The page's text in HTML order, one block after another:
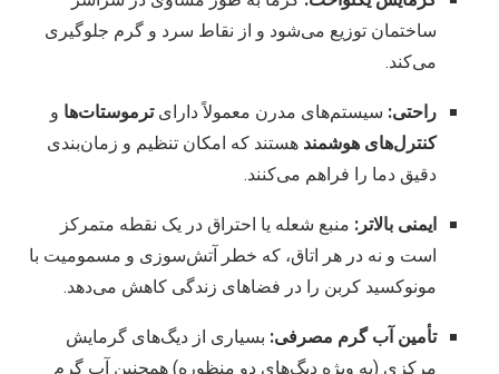
ساختمان توزیع می‌شود و از نقاط سرد و گرم جلوگیری
می‌کند.
راحتی: سیستم‌های مدرن معمولاً دارایترموستات‌ها و
کنترل‌های هوشمند هستند که امکان تنظیم و زمان‌بندی
دقیق دما را فراهم می‌کنند.
ایمنی بالاتر: منبع شعله یا احتراق در یک نقطه متمرکز
است و نه در هر اتاق، که خطر آتش‌سوزی و مسمومیت با
مونوکسید کربن را در فضاهای زندگی کاهش می‌دهد.
تأمین آب گرم مصرفی: بسیاری از دیگ‌های گرمایش
مرکزی (به ویژه دیگ‌های دو منظوره) همچنین آب گرم